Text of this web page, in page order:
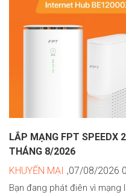
LẮP MẠNG FPT SPEEDX
THÁNG 8/2026
KHUYẾN MẠI ,07/08/2026
Bạn đang phát điên vì mạng